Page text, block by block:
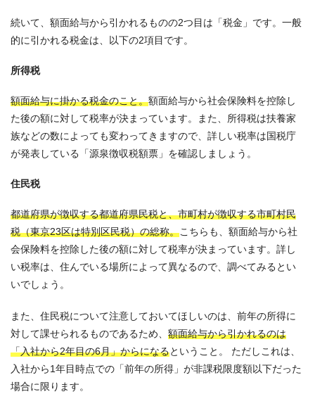
続いて、額面給与から引かれるものの2つ目は「税金」です。一般
的に引かれる税金は、以下の2項目です。
所得税
額面給与に掛かる税金のこと。額面給与から社会保険料を控除し
た後の額に対して税率が決まっています。また、所得税は扶養家
族などの数によっても変わってきますので、詳しい税率は国税庁
が発表している「源泉徴収税額票」を確認しましょう。
住民税
都道府県が徴収する都道府県民税と、市町村が徴収する市町村民
税（東京23区は特別区民税）の総称。こちらも、額面給与から社
会保険料を控除した後の額に対して税率が決まっています。詳し
い税率は、住んでいる場所によって異なるので、調べてみるとい
いでしょう。
また、住民税について注意しておいてほしいのは、前年の所得に
対して課せられるものであるため、 額面給与から引かれるのは
「入社から2年目の6月」からになるということ。 ただしこれは、
入社から1年目時点での「前年の所得」が非課税限度額以下だった
場合に限ります。